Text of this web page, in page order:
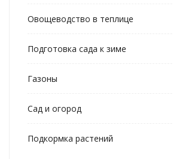
Овощеводство в теплице
Подготовка сада к зиме
Газоны
Сад и огород
Подкормка растений